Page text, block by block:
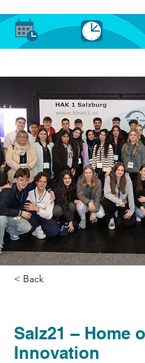
< Back
Salz21 – Home
Innovation